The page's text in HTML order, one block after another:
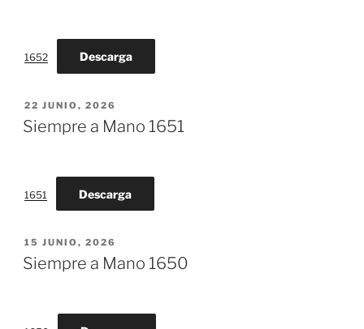
1652 Descarga
PUBLICADO
EL
22 JUNIO, 2026
Siempre a Mano 1651
1651 Descarga
PUBLICADO
EL
15 JUNIO, 2026
Siempre a Mano 1650